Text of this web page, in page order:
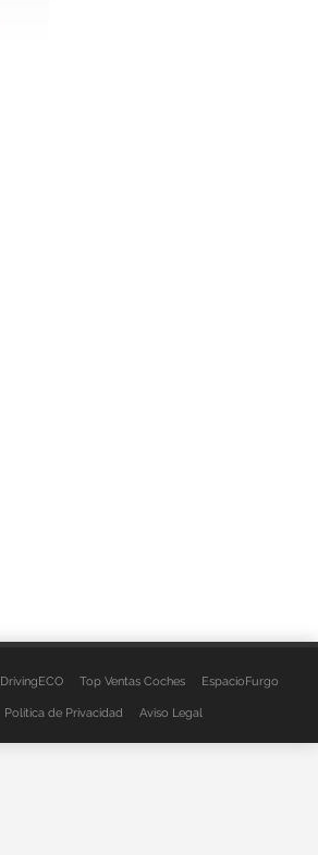
DrivingECO Top Ventas Coches EspacioFurgo
Política de Privacidad Aviso Legal